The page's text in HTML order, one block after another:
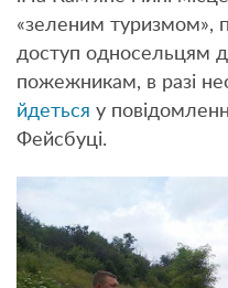
«зеленим туризмом»,
доступ односельцям
пожежникам, в разі
йдеться у
Фейсбуці.